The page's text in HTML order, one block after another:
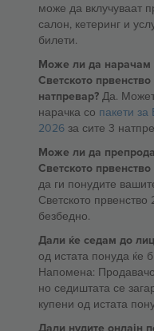
може да вклучуваат
салон, кетеринг и
билети.
Може ли да нарачам
Светското
натпревар? Да.
нарачка со пакети за
2026 за сите 3
Може ли да
Светското
да ги понудите
Светското
безбедно.
Дали ќе седам до
од истата понуда ќе
Напомена:
но седиштата се
купени од истата